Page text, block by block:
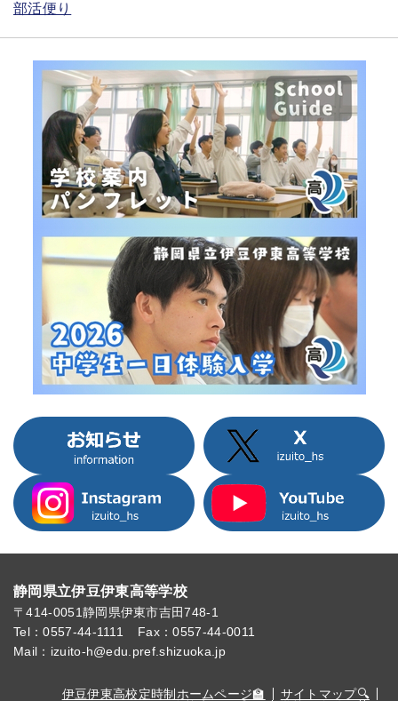
部活便り
静岡県立伊豆伊東高等学校
〒414-0051静岡県伊東市吉田748-1
Tel：0557-44-1111
Fax：0557-44-0011
Mail：izuito-h@edu.pref.shizuoka.jp
伊豆伊東高校定時制ホームページ🏫
サイトマップ🔍